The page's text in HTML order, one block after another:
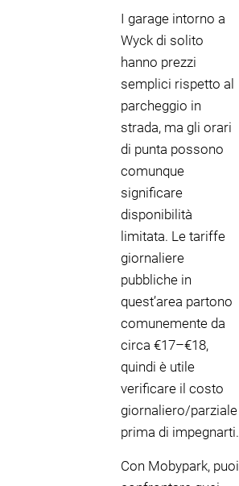
I garage intorno a
Wyck di solito
hanno prezzi
semplici rispetto al
parcheggio in
strada, ma gli orari
di punta possono
comunque
significare
disponibilità
limitata. Le tariffe
giornaliere
pubbliche in
quest’area partono
comunemente da
circa €17–€18,
quindi è utile
verificare il costo
giornaliero/parziale
prima di impegnarti.
Con Mobypark, puoi